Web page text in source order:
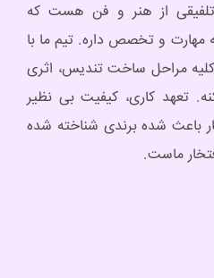
از هنر و فن هست که
مهارت و تخصص داره. تیم ما با
مراحل ساخت تندیس، اثری
تعهد کاری، کیفیت بی نظیر
باعث شده برندی شناخته شده
ماست.